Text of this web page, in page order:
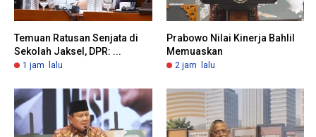
Temuan Ratusan Senjata di
Sekolah Jaksel, DPR: ...
1 jam lalu
Prabowo Nilai Kinerja Bahlil
Memuaskan
2 jam lalu